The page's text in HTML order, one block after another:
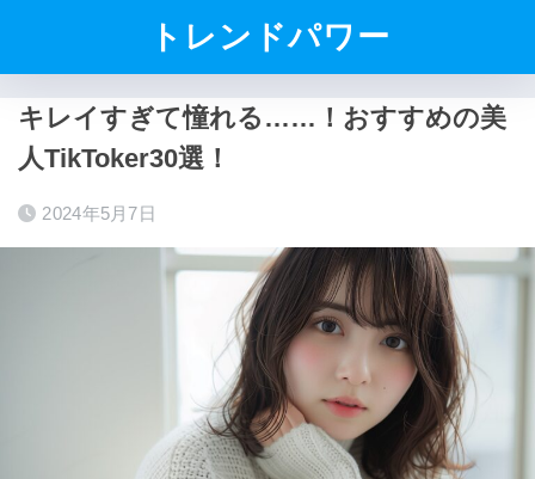
トレンドパワー
キレイすぎて憧れる……！おすすめの美
人TikToker30選！
2024年5月7日